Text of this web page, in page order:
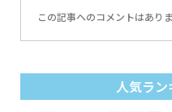
この記事へのコメントはありま
人気ラ